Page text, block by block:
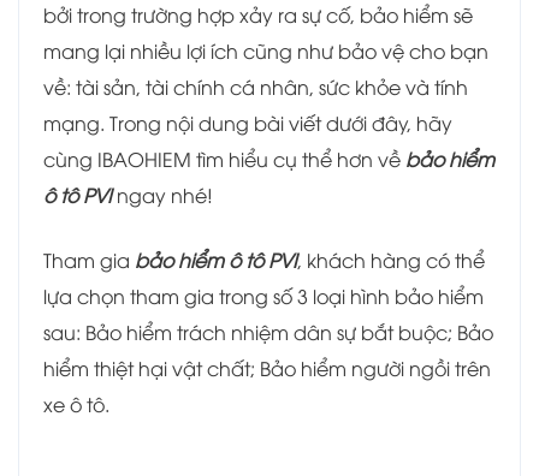
bởi trong trường hợp xảy ra sự cố, bảo hiểm sẽ
mang lại nhiều lợi ích cũng như bảo vệ cho bạn
về: tài sản, tài chính cá nhân, sức khỏe và tính
mạng. Trong nội dung bài viết dưới đây, hãy
cùng IBAOHIEM tìm hiểu cụ thể hơn về bảo hiểm
ô tô PVIngay nhé!
Tham gia bảo hiểm ô tô PVI, khách hàng có thể
lựa chọn tham gia trong số 3 loại hình bảo hiểm
sau: Bảo hiểm trách nhiệm dân sự bắt buộc; Bảo
hiểm thiệt hại vật chất; Bảo hiểm người ngồi trên
xe ô tô.